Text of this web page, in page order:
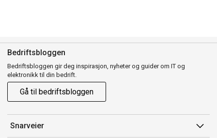
Bedriftsbloggen
Bedriftsbloggen gir deg inspirasjon, nyheter og guider om IT og
elektronikk til din bedrift.
Gå til bedriftsbloggen
Snarveier